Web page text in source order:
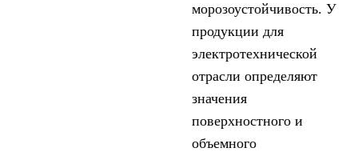
морозоустойчивость. У
продукции для
электротехнической
отрасли определяют
значения
поверхностного и
объемного